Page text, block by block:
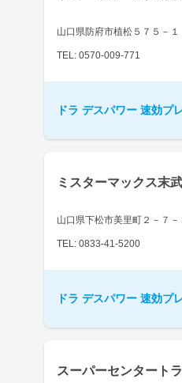
山口県防府市植松５７５－１
TEL: 0570-009-771
ドラ デスパワー 速効プ
ミスターマックス末
山口県下松市美里町２－７－
TEL: 0833-41-5200
ドラ デスパワー 速効プ
スーパーセンタート